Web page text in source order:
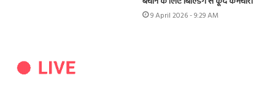
9 April 2026 - 9:29 AM